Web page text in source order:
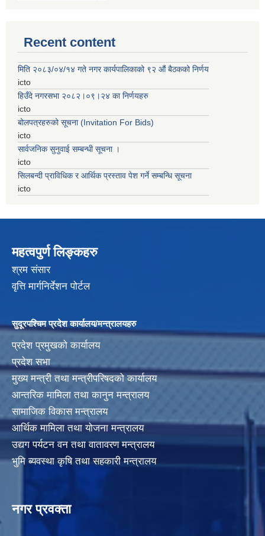
Recent content
मिति २०८३/०४/१४ गते नगर कार्यपालिकाको ९२ ‌‍औं बैठकको निर्णय
icto
हिउँदे नगरसभा २०८२।०९।२४ का निर्णयहरु
icto
बोलपत्रहरुको सूचना (Invitation For Bids)
icto
सार्वजनिक सुनुवाई सम्बन्धी सूचना ।
icto
सिलबन्दी प्राविधिक र आर्थिक प्रस्ताव पेश गर्ने सम्बन्धि सूचना
icto
महत्वपुर्ण लिङ्कहरु
श्रम संसार
वृत्ति मार्गनिर्देशन पोर्टल
सुदूरपश्चिम प्रदेश कार्यालय/मन्त्रालयहरु
प्रदेश प्रमुखको कार्यालय
प्रदेश सभा
मुख्य मन्त्री तथा मन्त्रीपरिषदको कार्यालय
आन्तरिक मामिला तथा कानुन मन्त्रालय
सामाजिक विकास मन्त्रालय
आर्थिक मामिला तथा योजना मन्त्रालय
उद्यग पर्यटन वन तथा वातावरण मन्त्रालय
भुमि ब्यवस्था कृषि तथा सहकारी मन्त्रालय
नगर प्रवक्ता